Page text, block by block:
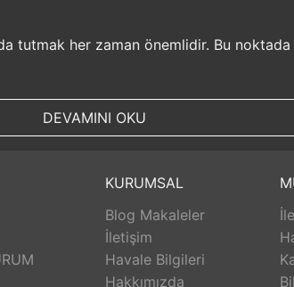
tutmak her zaman önemlidir. Bu
bilgilerin güvende olduğunu bilerek,
size hızlı bir şekilde ulaştırılır. Bu
ve değişim imkanı
alışveriş deneyiminizde herhangi bir
arkasında durur ve satış sonrası
size yardımcı olacaktır. Bu sayede
deneyimi sunar. Siz de bu avantajlardan
DEVAMINI OKU
KURUMSAL
Blog Makaleler
İletişim
Havale Bilgileri
Hakkımızda